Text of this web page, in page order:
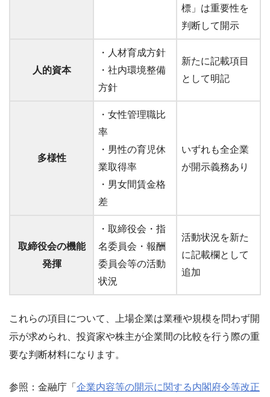
標」は重要性を
判断して開示
人的資本
・人材育成方針
・社内環境整備
方針
新たに記載項目
として明記
多様性
・女性管理職比
率
・男性の育児休
業取得率
・男女間賃金格
差
いずれも全企業
が開示義務あり
取締役会の機能
発揮
・取締役会・指
名委員会・報酬
委員会等の活動
状況
活動状況を新た
に記載欄として
追加
これらの項目について、上場企業は業種や規模を問わず開
示が求められ、投資家や株主が企業間の比較を行う際の重
要な判断材料になります。
参照：金融庁「 企業内容等の開示に関する内閣府令等改正